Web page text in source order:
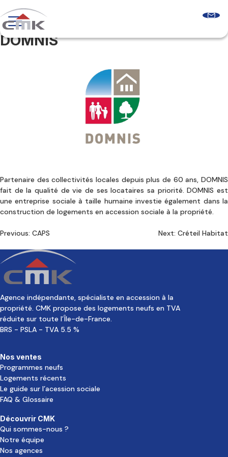
to
content
Programmes neufs
Comprendre les aides à l’accession
DOMNIS
Partenaire des collectivités locales depuis plus de 60 ans, DOMNIS
fait de la qualité de vie de ses locataires sa priorité. DOMNIS est
une entreprise sociale à taille humaine investie également dans la
construction de logements en accession sociale à la propriété.
Navigation
l’article
Previous: CAPS Next: Créteil Habitat
Agence indépendante, spécialiste en accession à la
propriété. CMK propose des logements neufs en TVA
réduite sur toute l’Île-de-France.
BRS - PSLA - TVA 5.5 %
Nos ventes
Programmes neufs
Logements récents
Le guide sur l’acession sociale
FAQ & Glossaire
Découvrir CMK
Qui sommes-nous ?
Notre équipe
Nos agences